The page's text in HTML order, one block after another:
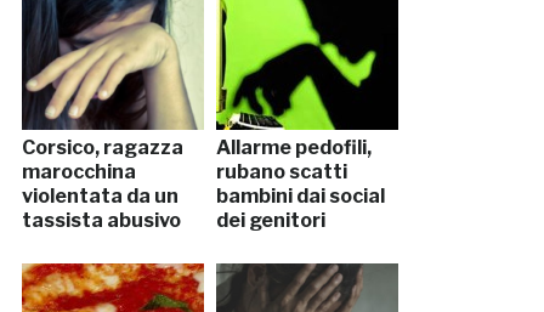
Corsico, ragazza
marocchina
violentata da un
tassista abusivo
Allarme pedofili,
rubano scatti
bambini dai social
dei genitori